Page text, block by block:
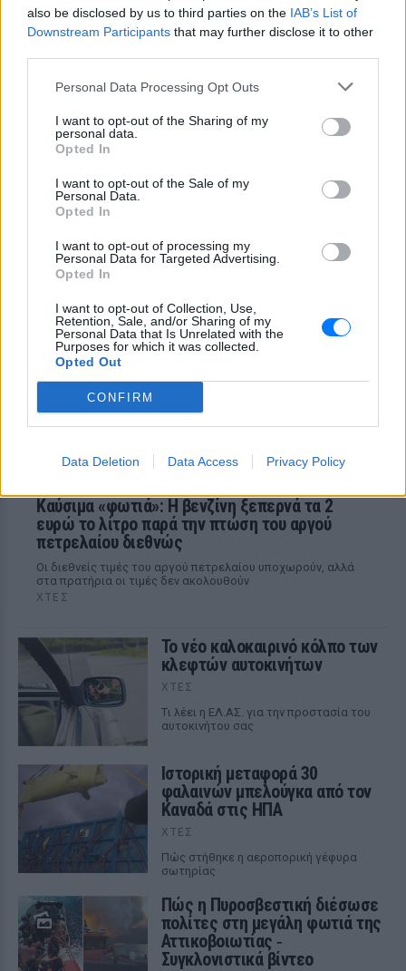
also be disclosed by us to third parties on the IAB’s List of
Downstream Participants that may further disclose it to other
Personal Data Processing Opt Outs
I want to opt-out of the Sharing of my
personal data.
Opted In
I want to opt-out of the Sale of my
Personal Data.
Opted In
I want to opt-out of processing my
Personal Data for Targeted Advertising.
Opted In
I want to opt-out of Collection, Use,
Retention, Sale, and/or Sharing of my
Personal Data that Is Unrelated with the
Purposes for which it was collected.
Opted Out
CONFIRM
Data Deletion Data Access Privacy Policy
για επιστράτευση ‑ Τι είναι το
«busification»
ΧΤΕΣ
Βίντεο που φέρεται να δείχνει βίαιη
επιστράτευση στην Ουκρανία
επαναφέρει τη συζήτηση για το λεγόμενο
Πάρο: 4χρονος έχασε τη ζωή
του σε πισίνα beach bar –
ΧΤΕΣ
σύμφωνα με πληροφορίες, κανείς δεν
βρισκόταν κοντά στο παιδί εκείνη την
ώρα
Καύσιμα «φωτιά»: Η βενζίνη ξεπερνά τα 2
ευρώ το λίτρο παρά την πτώση του αργού
πετρελαίου διεθνώς
Οι διεθνείς τιμές του αργού πετρελαίου υποχωρούν, αλλά
στα πρατήρια οι τιμές δεν ακολουθούν
ΧΤΕΣ
Το νέο καλοκαιρινό κόλπο των
κλεφτών αυτοκινήτων
ΧΤΕΣ
Tι λέει η ΕΛ.ΑΣ. για την προστασία του
αυτοκινήτου σας
Ιστορική μεταφορά 30
φαλαινών μπελούγκα από τον
Καναδά στις ΗΠΑ
ΧΤΕΣ
Πώς στήθηκε η αεροπορική γέφυρα
σωτηρίας
Πώς η Πυροσβεστική διέσωσε
πολίτες στη μεγάλη φωτιά της
Αττικοβοιωτίας ‑
Συγκλονιστικά βίντεο